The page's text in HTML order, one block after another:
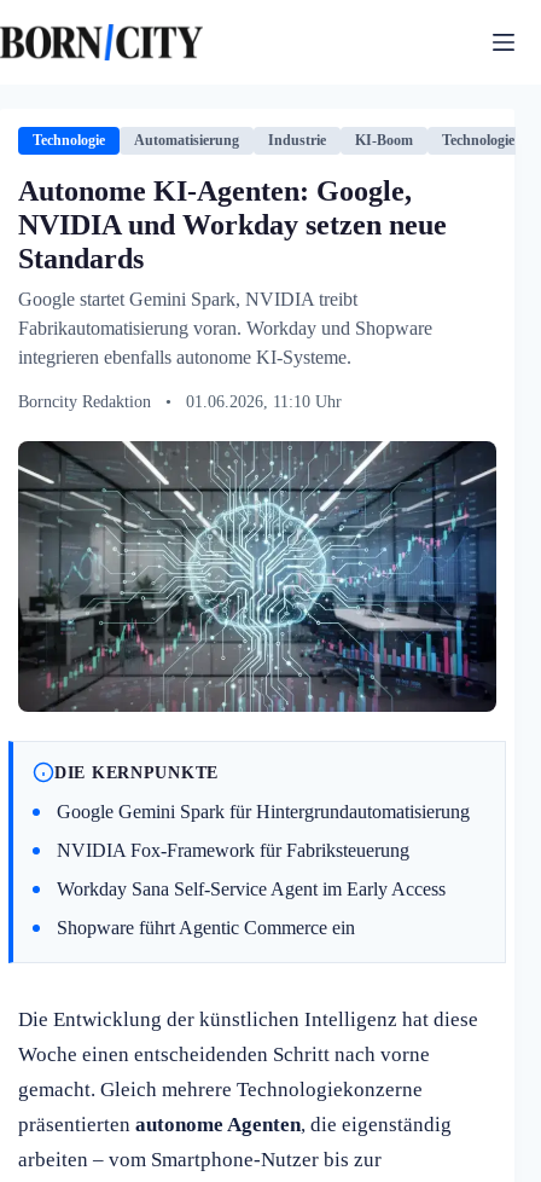
Inhalt
springen
Technologie Automatisierung Industrie KI-Boom Technologie
Autonome KI-Agenten: Google,
NVIDIA und Workday setzen neue
Standards
Google startet Gemini Spark, NVIDIA treibt
Fabrikautomatisierung voran. Workday und Shopware
integrieren ebenfalls autonome KI-Systeme.
Borncity Redaktion • 01.06.2026, 11:10 Uhr
DIE KERNPUNKTE
Google Gemini Spark für Hintergrundautomatisierung
NVIDIA Fox-Framework für Fabriksteuerung
Workday Sana Self-Service Agent im Early Access
Shopware führt Agentic Commerce ein
Die Entwicklung der künstlichen Intelligenz hat diese
Woche einen entscheidenden Schritt nach vorne
gemacht. Gleich mehrere Technologiekonzerne
präsentierten autonome Agenten, die eigenständig
arbeiten – vom Smartphone-Nutzer bis zur